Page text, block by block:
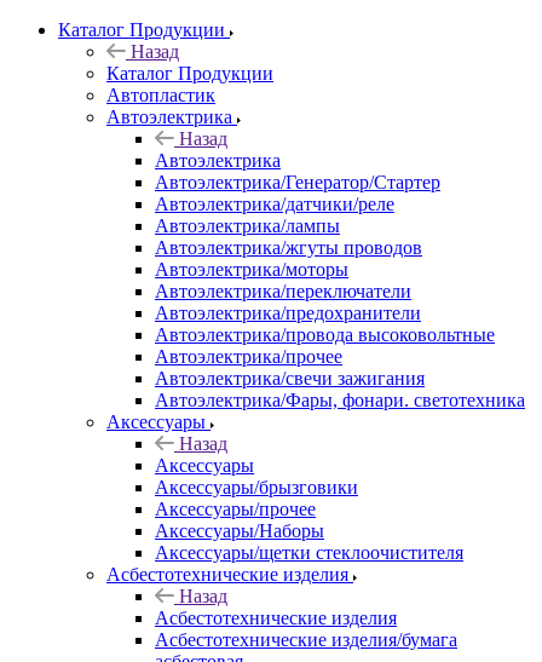
Каталог Продукции
Назад
Каталог Продукции
Автопластик
Автоэлектрика
Назад
Автоэлектрика
Автоэлектрика/Генератор/Стартер
Автоэлектрика/датчики/реле
Автоэлектрика/лампы
Автоэлектрика/жгуты проводов
Автоэлектрика/моторы
Автоэлектрика/переключатели
Автоэлектрика/предохранители
Автоэлектрика/провода высоковольтные
Автоэлектрика/прочее
Автоэлектрика/свечи зажигания
Автоэлектрика/Фары, фонари. светотехника
Аксессуары
Назад
Аксессуары
Аксессуары/брызговики
Аксессуары/прочее
Аксессуары/Наборы
Аксессуары/щетки стеклоочистителя
Асбестотехнические изделия
Назад
Асбестотехнические изделия
Асбестотехнические изделия/бумага